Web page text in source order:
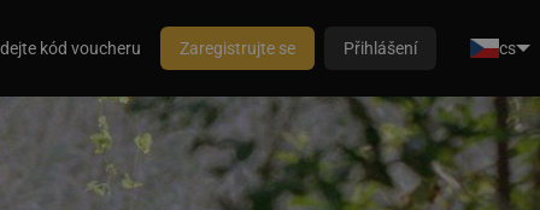
kód voucheru Zaregistrujte se Přihlášení cs